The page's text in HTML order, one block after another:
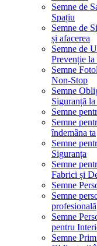
Semne de
Spațiu
Semne de
și afacerea
Semne de
Prevenție
Semne
Non-Stop
Semne
Siguranță
Semne
Semne
îndemâna ta
Semne
Siguranța
Semne
Fabrici și
Semne
Semne
profesională
Semne
pentru
Semne